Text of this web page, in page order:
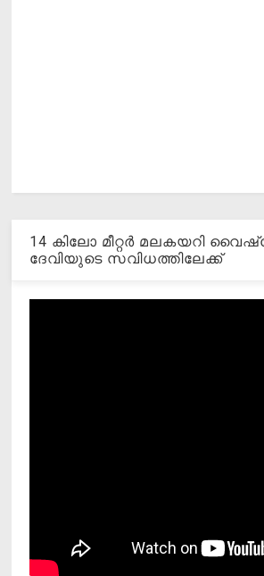
14 കിലോ മീറ്റര്‍ മലകയറി
ദേവിയുടെ സവിധത്തിലേക്ക്